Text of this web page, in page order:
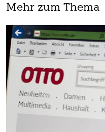
Mehr zum Thema